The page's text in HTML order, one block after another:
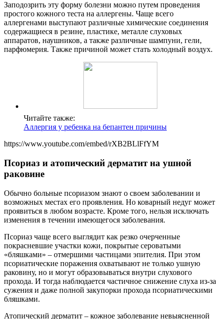
Заподозрить эту форму болезни можно путем проведения
простого кожного теста на аллергены. Чаще всего
аллергенами выступают различные химические соединения
содержащиеся в резине, пластике, металле слуховых
аппаратов, наушников, а также различные шампуни, гели,
парфюмерия. Также причиной может стать холодный воздух.
Читайте также:
Аллергия у ребенка на бепантен причины
https://www.youtube.com/embed/rXB2BLlFfYM
Псориаз и атопический дерматит на ушной
раковине
Обычно больные псориазом знают о своем заболевании и
возможных местах его проявления. Но коварный недуг может
проявиться в любом возрасте. Кроме того, нельзя исключать
изменения в течении имеющегося заболевания.
Псориаз чаще всего выглядит как резко очерченные
покрасневшие участки кожи, покрытые сероватыми
«бляшками» – отмершими частицами эпителия. При этом
псориатические поражения охватывают не только ушную
раковину, но и могут образовываться внутри слухового
прохода. И тогда наблюдается частичное снижение слуха из-за
сужения и даже полной закупорки прохода псориатическими
бляшками.
Атопический дерматит – кожное заболевание невыясненной